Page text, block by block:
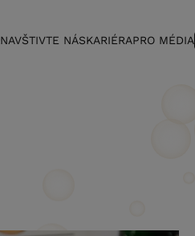
NAVŠTIVTE NÁSKARIÉRAPRO MÉDIA